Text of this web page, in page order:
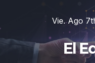
contenido
Vie. Ago
El